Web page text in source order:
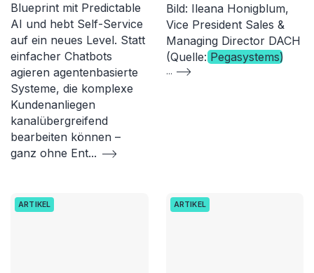
Blueprint mit Predictable
AI und hebt Self-Service
auf ein neues Level. Statt
einfacher Chatbots
agieren agentenbasierte
Systeme, die komplexe
Kundenanliegen
kanalübergreifend
bearbeiten können –
ganz ohne Ent...
Bild: Ileana Honigblum,
Vice President Sales &
Managing Director DACH
(Quelle: Pegasystems)​
...
ARTIKEL ARTIKEL